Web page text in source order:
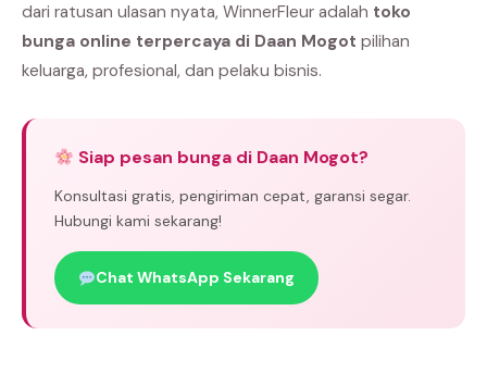
dari ratusan ulasan nyata, WinnerFleur adalah toko
bunga online terpercaya di Daan Mogot pilihan
keluarga, profesional, dan pelaku bisnis.
Siap pesan bunga di Daan Mogot?
Konsultasi gratis, pengiriman cepat, garansi segar.
Hubungi kami sekarang!
Chat WhatsApp Sekarang